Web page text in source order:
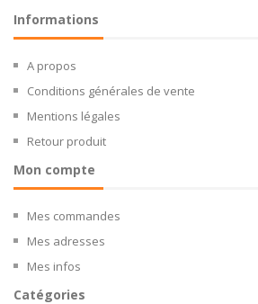
Informations
A propos
Conditions générales de vente
Mentions légales
Retour produit
Mon compte
Mes commandes
Mes adresses
Mes infos
Catégories